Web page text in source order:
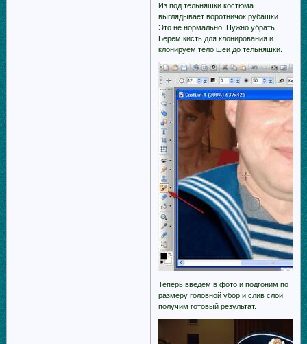
Из под тельняшки костюма
выглядывает воротничок рубашки.
Это не нормально. Нужно убрать.
Берём кисть для клонирования и
клонируем тело шеи до тельняшки.
Теперь введём в фото и подгоним по
размеру головной убор и слив слои
получим готовый результат.